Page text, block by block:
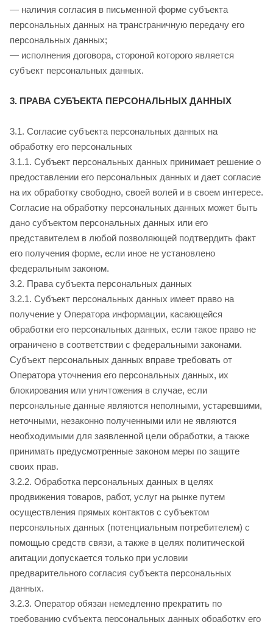
— наличия согласия в письменной форме субъекта
персональных данных на трансграничную передачу его
персональных данных;
— исполнения договора, стороной которого является
субъект персональных данных.
3. ПРАВА СУБЪЕКТА ПЕРСОНАЛЬНЫХ ДАННЫХ
3.1. Согласие субъекта персональных данных на
обработку его персональных
3.1.1. Субъект персональных данных принимает решение о
предоставлении его персональных данных и дает согласие
на их обработку свободно, своей волей и в своем интересе.
Согласие на обработку персональных данных может быть
дано субъектом персональных данных или его
представителем в любой позволяющей подтвердить факт
его получения форме, если иное не установлено
федеральным законом.
3.2. Права субъекта персональных данных
3.2.1. Субъект персональных данных имеет право на
получение у Оператора информации, касающейся
обработки его персональных данных, если такое право не
ограничено в соответствии с федеральными законами.
Субъект персональных данных вправе требовать от
Оператора уточнения его персональных данных, их
блокирования или уничтожения в случае, если
персональные данные являются неполными, устаревшими,
неточными, незаконно полученными или не являются
необходимыми для заявленной цели обработки, а также
принимать предусмотренные законом меры по защите
своих прав.
3.2.2. Обработка персональных данных в целях
продвижения товаров, работ, услуг на рынке путем
осуществления прямых контактов с субъектом
персональных данных (потенциальным потребителем) с
помощью средств связи, а также в целях политической
агитации допускается только при условии
предварительного согласия субъекта персональных
данных.
3.2.3. Оператор обязан немедленно прекратить по
требованию субъекта персональных данных обработку его